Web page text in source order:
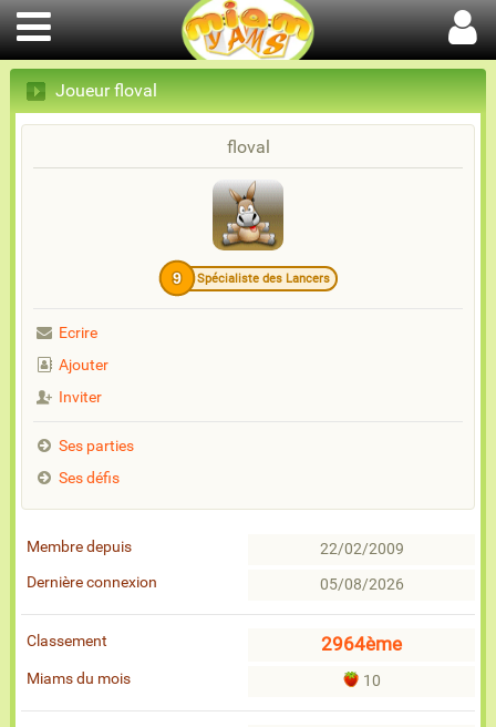
Joueur floval
floval
9 Spécialiste des Lancers
Ecrire
Ajouter
Inviter
Ses parties
Ses défis
Membre depuis
22/02/2009
Dernière connexion
05/08/2026
Classement 2964ème
Miams du mois 10